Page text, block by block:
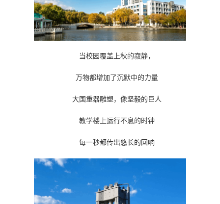
当校园覆盖上秋的寂静，
万物都增加了沉默中的力量
大国重器雕塑，像坚毅的巨人
教学楼上运行不息的时钟
每一秒都传出悠长的回响